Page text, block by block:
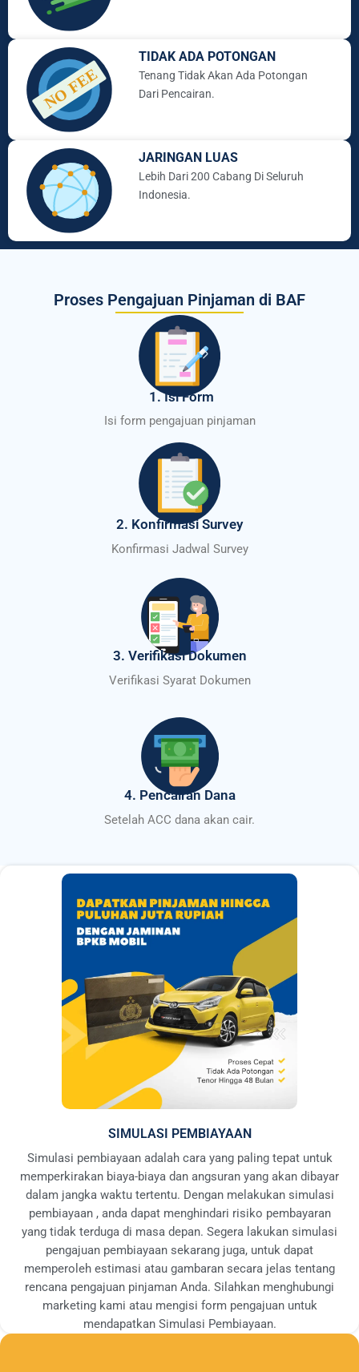
TIDAK ADA POTONGAN
Tenang Tidak Akan Ada Potongan
Dari Pencairan.
JARINGAN LUAS
Lebih Dari 200 Cabang Di Seluruh
Indonesia.
Proses Pengajuan Pinjaman di BAF
1. Isi Form
Isi form pengajuan pinjaman
2. Konfirmasi Survey
Konfirmasi Jadwal Survey
3. Verifikasi Dokumen
Verifikasi Syarat Dokumen
4. Pencairan Dana
Setelah ACC dana akan cair.
SIMULASI PEMBIAYAAN
Simulasi pembiayaan adalah cara yang paling tepat untuk
memperkirakan biaya-biaya dan angsuran yang akan dibayar
dalam jangka waktu tertentu. Dengan melakukan simulasi
pembiayaan , anda dapat menghindari risiko pembayaran
yang tidak terduga di masa depan. Segera lakukan simulasi
pengajuan pembiayaan sekarang juga, untuk dapat
memperoleh estimasi atau gambaran secara jelas tentang
rencana pengajuan pinjaman Anda. Silahkan menghubungi
marketing kami atau mengisi form pengajuan untuk
mendapatkan Simulasi Pembiayaan.